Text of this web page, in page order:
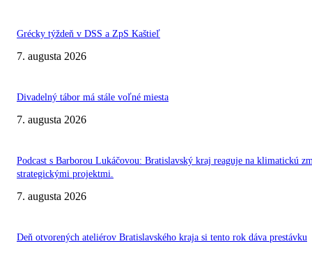
Grécky týždeň v DSS a ZpS Kaštieľ
7. augusta 2026
Divadelný tábor má stále voľné miesta
7. augusta 2026
Podcast s Barborou Lukáčovou: Bratislavský kraj reaguje na klimatickú
strategickými projektmi.
7. augusta 2026
Deň otvorených ateliérov Bratislavského kraja si tento rok dáva prestávku